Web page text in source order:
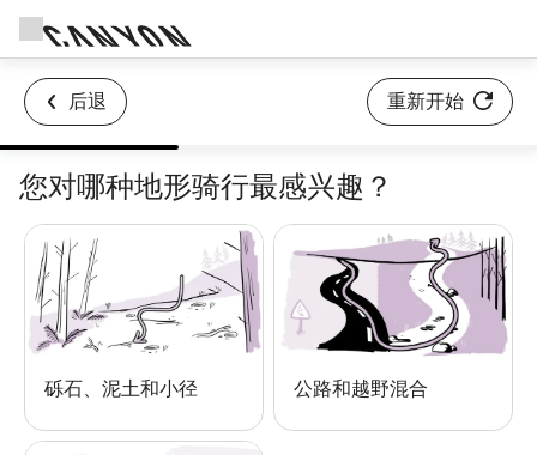
后退 重新开始
您对哪种地形骑行最感兴趣？
砾石、泥土和小径 公路和越野混合